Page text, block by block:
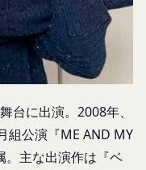
台に出演。2008年、
組公演『ME AND MY
主な出演作は『ベ
ウント、Twitter
たは外部サービス
部サービス運営会
あります。
律、規則、法的手
らの要求により、
部を開示すること
し込みを行ったも
以下の各号のいず
録を拒否すること
又は一部につ
た場合
又は当社が提供